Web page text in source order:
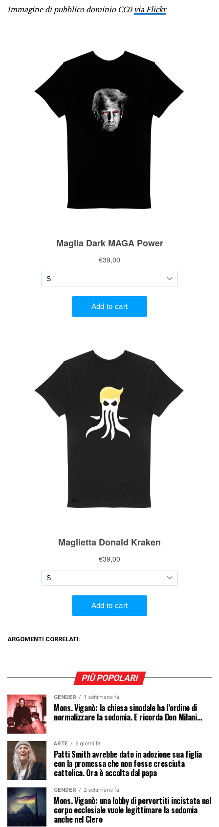
Immagine di pubblico dominio CC0via Flickr
ARGOMENTI CORRELATI:
PIÙ POPOLARI
GENDER 1 settimana fa
Mons. Viganò: la chiesa sinodale ha l’ordine di
normalizzare la sodomia. E ricorda Don Milani…
ARTE 6 giorni fa
Patti Smith avrebbe dato in adozione sua figlia
con la promessa che non fosse cresciuta
cattolica. Ora è accolta dal papa
GENDER 2 settimane fa
Mons. Viganò: una lobby di pervertiti incistata nel
corpo ecclesiale vuole legittimare la sodomia
anche nel Clero